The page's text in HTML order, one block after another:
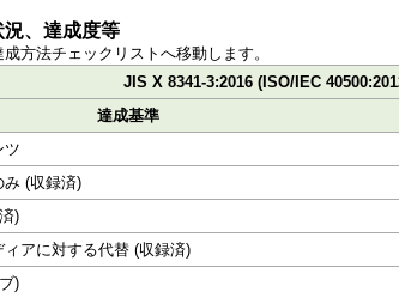
、達成度等
方法チェックリストへ移動します。
JIS X 8341-3:2016 (ISO/IEC
達成基準
ツ
み (収録済)
)
アに対する代替 (収録済)
)